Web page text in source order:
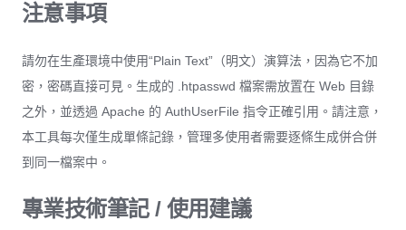
注意事項
請勿在生產環境中使用“Plain Text”（明文）演算法，因為它不加
密，密碼直接可見。生成的 .htpasswd 檔案需放置在 Web 目錄
之外，並透過 Apache 的 AuthUserFile 指令正確引用。請注意，
本工具每次僅生成單條記錄，管理多使用者需要逐條生成併合併
到同一檔案中。
專業技術筆記 / 使用建議